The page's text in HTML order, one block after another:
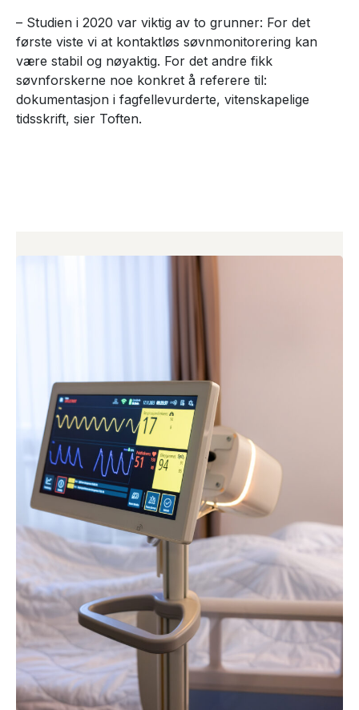
– Studien i 2020 var viktig av to grunner: For det
første viste vi at kontaktløs søvnmonitorering kan
være stabil og nøyaktig. For det andre fikk
søvnforskerne noe konkret å referere til:
dokumentasjon i fagfellevurderte, vitenskapelige
tidsskrift, sier Toften.